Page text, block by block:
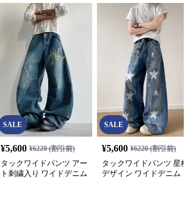
SALE
¥5,600 ¥6220(割引前)
タックワイドパンツ アー
ト刺繍入り ワイドデニム
SALE
¥5,600 ¥6220(割引前)
タックワイドパンツ 星柄
デザイン ワイドデニム